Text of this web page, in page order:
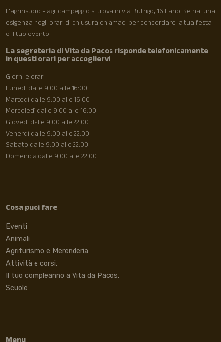
L'agriristoro - agricampeggio si trova in via Butrigo, 16 Fano. Se hai una
esigenza negli orari di chiusura chiamaci per concordare la tua festa
o il tuo evento
La segreteria di Vita da Pacos risponde telefonicamente
in questi orari per accogliervi
Giorni e orari
Lunedì dalle 9:00 alle 16:00
Martedì dalle 9:00 alle 16:00
Mercoledì dalle 9:00 alle 16:00
Giovedì dalle 9:00 alle 22:00
Venerdì dalle 9:00 alle 22:00
Sabato dalle 9:00 alle 22:00
Domenica dalle 9:00 alle 22:00
Cosa puoi fare
Eventi
Animali
Agriturismo e Merenderia
Attività e corsi.
Il tuo compleanno a Vita da Pacos.
Scuole